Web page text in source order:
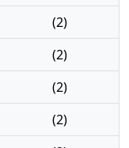
(2)
(2)
(2)
(2)